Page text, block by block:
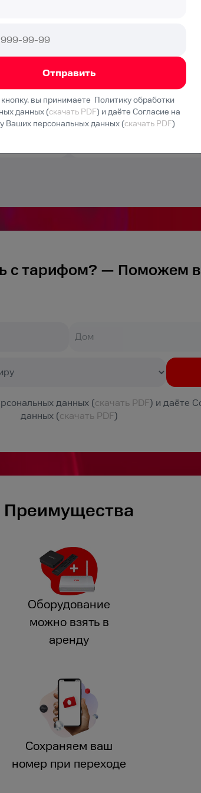
600₽/мес
Подключение550 ₽
с тарифом? — Поможем
данных (скачать PDF) и даёте
данных (скачать PDF)
Преимущества
Оборудование
можно взять в
аренду
Сохраняем ваш
номер при переходе
вы принимаете Политику обработки
данных (скачать PDF) и даёте Согласие на
Ваших персональных данных (скачать PDF)